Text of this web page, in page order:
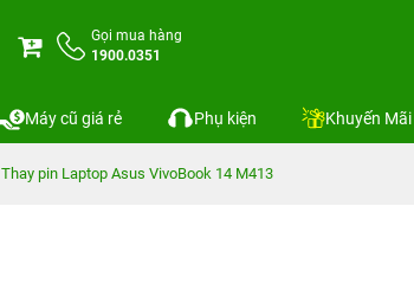
Gọi mua hàng
1900.0351
Máy cũ giá rẻ Phụ kiện Khuyến Mãi
Thay pin Laptop Asus VivoBook 14 M413